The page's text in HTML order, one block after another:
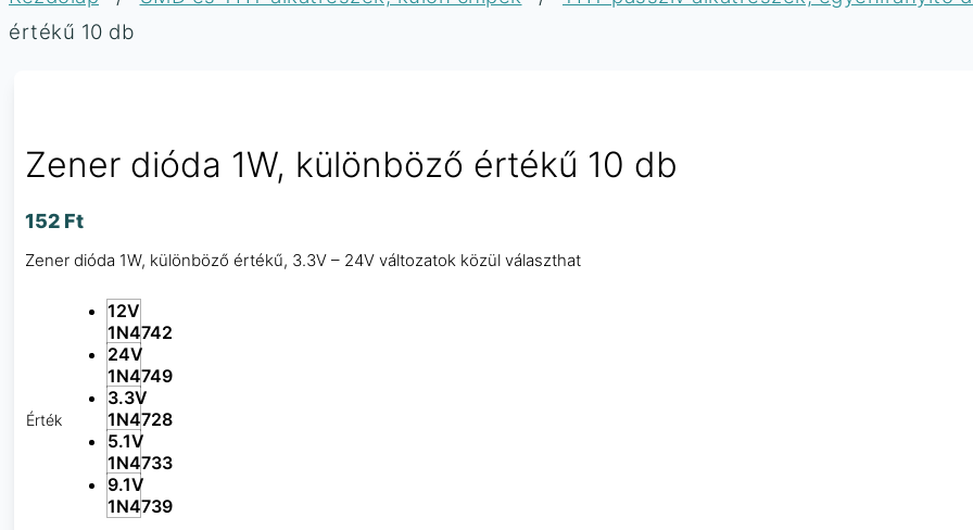
értékű 10 db
Zener dióda 1W, különböző értékű 10 db
152 Ft
Zener dióda 1W, különböző értékű, 3.3V – 24V változatok közül választhat
Érték
12V
1N4742
24V
1N4749
3.3V
1N4728
5.1V
1N4733
9.1V
1N4739